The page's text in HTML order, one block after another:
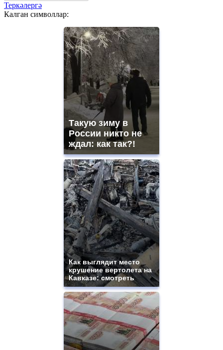
Теркәлергә
Калган символлар:
Такую зиму в
России никто не
ждал: как так?!
Как выглядит место
крушение вертолета на
Кавказе: смотреть